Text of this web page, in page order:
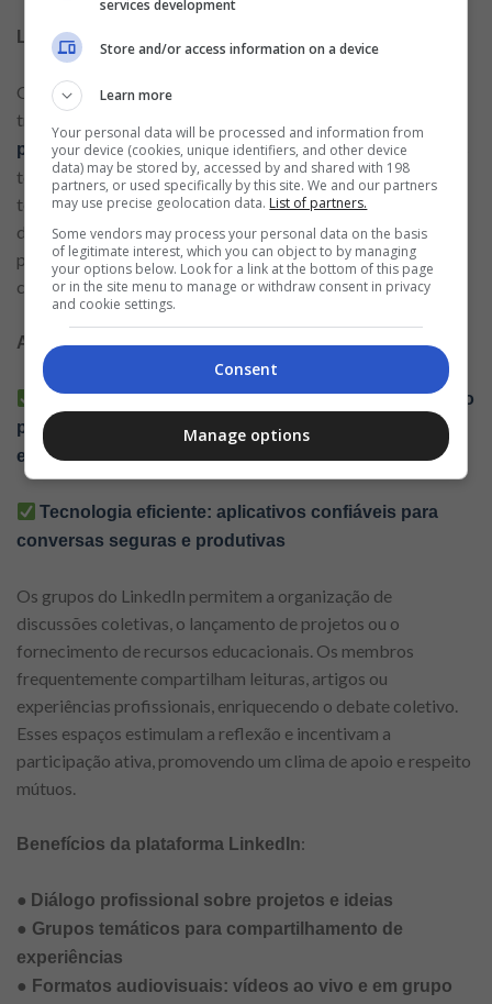
LINKEDIN: conectando ideias e projetos.
O LinkedIn, inicialmente concebido para o ambiente de
trabalho,
plataforma para troca intelectual e colaborativa
temáticos reúnem pessoas interessadas em discutir diversos
tópicos: inovação, educação, comunicação ou
desenvolvimento sustentável. A abordagem baseia-se
principalmente no compartilhamento de ideias e na
cooperação.
Aqui estão outros artigos relacionados:
Chamadas de vídeo seguras e eficazes: conectando
pessoas com mais de 40 anos por meio de interesses
em comum
Tecnologia eficiente: aplicativos confiáveis ​​para
conversas seguras e produtivas
Os grupos do LinkedIn permitem a organização de
discussões coletivas, o lançamento de projetos ou o
fornecimento de recursos educacionais. Os membros
frequentemente compartilham leituras, artigos ou
experiências profissionais, enriquecendo o debate coletivo.
Esses espaços estimulam a reflexão e incentivam a
participação ativa, promovendo um clima de apoio e respeito
mútuos.
Benefícios da plataforma LinkedIn:
● Diálogo profissional sobre projetos e ideias
● Grupos temáticos para compartilhamento de
experiências
● Formatos audiovisuais: vídeos ao vivo e em grupo
services development
Store and/or access information on a device
Learn more
Your personal data will be processed and information from
your device (cookies, unique identifiers, and other device
data) may be stored by, accessed by and shared with 198
partners, or used specifically by this site. We and our partners
may use precise geolocation data. List of partners.
Some vendors may process your personal data on the basis
of legitimate interest, which you can object to by managing
your options below. Look for a link at the bottom of this page
or in the site menu to manage or withdraw consent in privacy
and cookie settings.
Consent
Manage options